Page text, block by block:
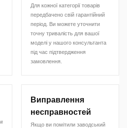
Для кожної категорії товарів
передбачено свій гарантійний
період. Ви можете уточнити
точну тривалість для вашої
моделі у нашого консультанта
під час підтвердження
замовлення.
Виправлення
несправностей
Якщо ви помітили заводський